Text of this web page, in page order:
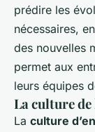
prédire les
nécessaires,
des nouvelles
permet aux
leurs équipes
La culture
La culture